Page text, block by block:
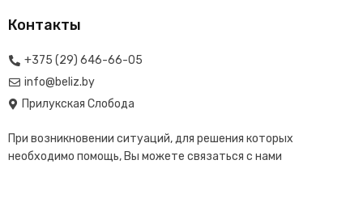
Контакты
+375 (29) 646-66-05
info@beliz.by
Прилукская Слобода
При возникновении ситуаций, для решения которых
необходимо помощь, Вы можете связаться с нами